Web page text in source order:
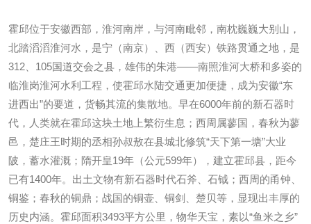
霍邱位于安徽西部，淮河南岸，与河南毗邻，南枕巍巍大别山，
北踏滔滔淮河水，是宁（南京）、西（西安）铁路贯通之地，是
312、105国道交会之县，雄伟的朱港——南照淮河大桥和多姿的
临淮岗淮河水利工程，使霍邱水陆交通更加便捷，成为安徽“东
进西出”的要道，货畅其流的集散地。早在6000年前的新石器时
代，人类就在霍邱这块土地上繁衍生息；西周属蓼国，春秋为蓼
邑，楚庄王时期的丞相孙叔敖在县城北修筑“天下第一塘”大业
陂，蓄水灌溉；隋开皇19年（公元599年），建立霍邱县，距今
已有1400年。出土文物有新石器时代石斧、石钺；西周的甬钟、
铜鉴；春秋的铜鼎；战国的铜壶、铜剑、楚贝等，显现出丰厚的
历史内涵。霍邱面积3493平方公里，物华天宝，素以“鱼米之乡”